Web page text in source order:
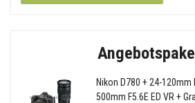
Nikon D780 + 24-120mm
500mm F5.6E ED VR +